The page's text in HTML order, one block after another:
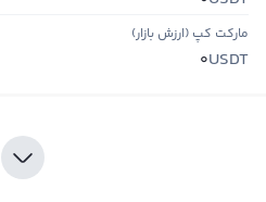
مارکت کپ (ارزش بازار)
USDT
0